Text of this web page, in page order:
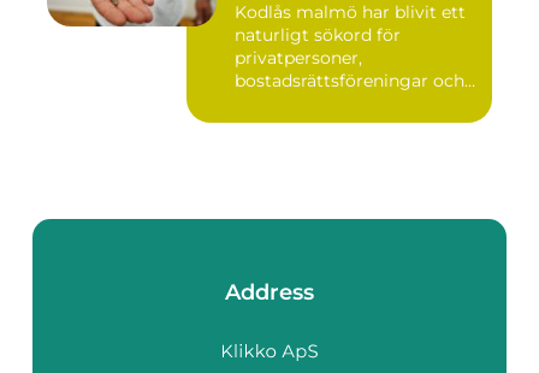
Kodlås malmö har blivit ett
naturligt sökord för
privatpersoner,
bostadsrättsföreningar och
Address